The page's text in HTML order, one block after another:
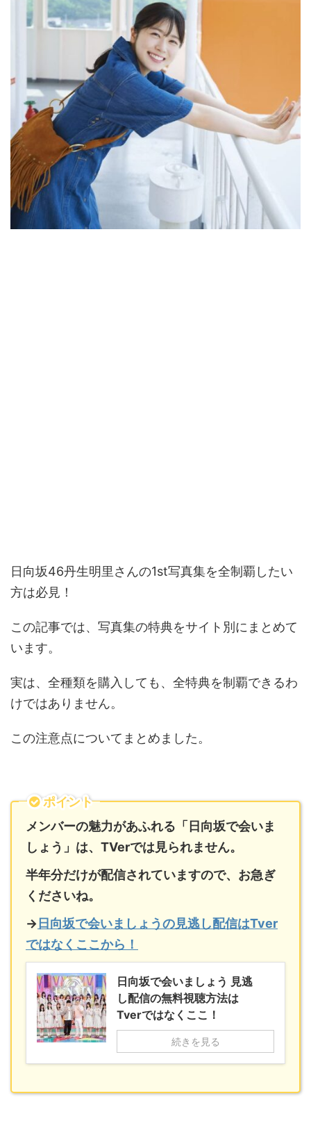
日向坂46丹生明里さんの1st写真集を全制覇したい
方は必見！
この記事では、写真集の特典をサイト別にまとめて
います。
実は、全種類を購入しても、全特典を制覇できるわ
けではありません。
この注意点についてまとめました。
ポイント
メンバーの魅力があふれる「日向坂で会いま
しょう」は、TVerでは見られません。
半年分だけが配信されていますので、お急ぎ
くださいね。
→日向坂で会いましょうの見逃し配信はTver
ではなくここから！
日向坂で会いましょう 見逃
し配信の無料視聴方法は
Tverではなくここ！
続きを見る